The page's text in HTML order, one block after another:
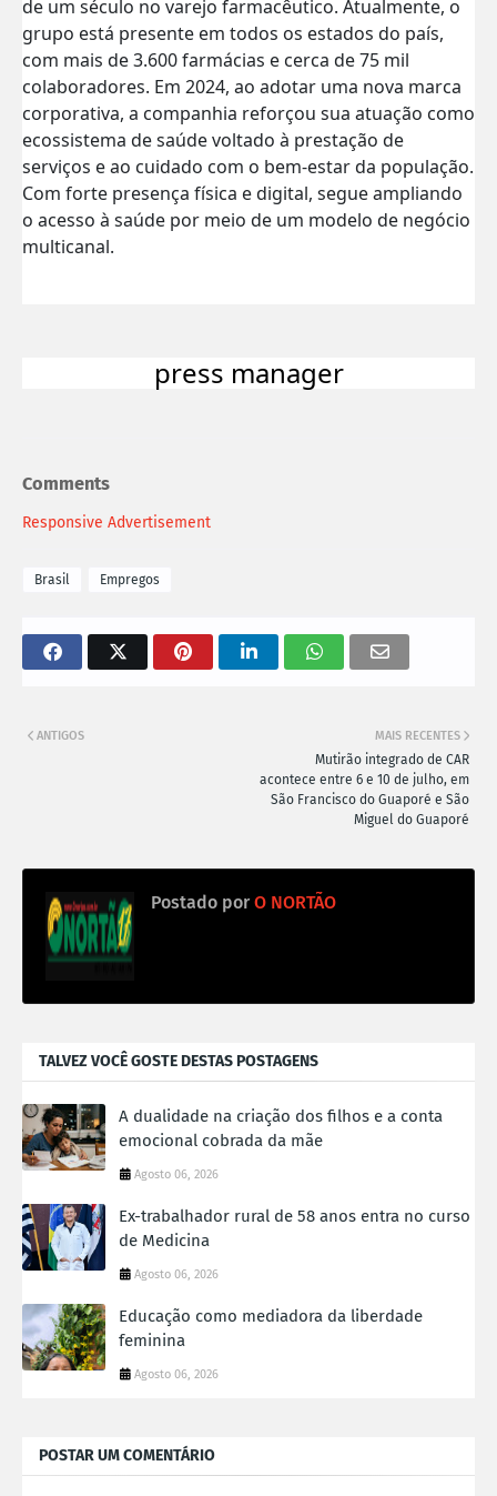
de um século no varejo farmacêutico. Atualmente, o
grupo está presente em todos os estados do país,
com mais de 3.600 farmácias e cerca de 75 mil
colaboradores. Em 2024, ao adotar uma nova marca
corporativa, a companhia reforçou sua atuação como
ecossistema de saúde voltado à prestação de
serviços e ao cuidado com o bem-estar da população.
Com forte presença física e digital, segue ampliando
o acesso à saúde por meio de um modelo de negócio
multicanal.
press manager
Comments
Responsive Advertisement
Brasil Empregos
MAIS RECENTES
Mutirão integrado de CAR
acontece entre 6 e 10 de julho, em
São Francisco do Guaporé e São
Miguel do Guaporé
ANTIGOS
Postado por O NORTÃO
TALVEZ VOCÊ GOSTE DESTAS POSTAGENS
A dualidade na criação dos filhos e a conta
emocional cobrada da mãe
Agosto 06, 2026
Ex-trabalhador rural de 58 anos entra no curso
de Medicina
Agosto 06, 2026
Educação como mediadora da liberdade
feminina
Agosto 06, 2026
POSTAR UM COMENTÁRIO